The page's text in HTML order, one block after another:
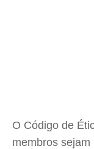
O Código de
membros